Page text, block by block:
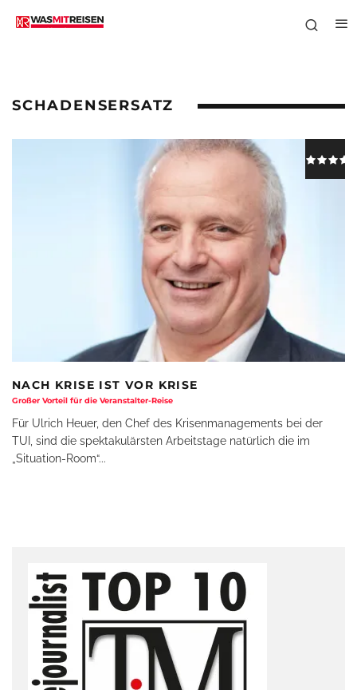
SCHADENSERSATZ
NACH KRISE IST VOR KRISE
Großer Vorteil für die Veranstalter-Reise
Für Ulrich Heuer, den Chef des Krisenmanagements bei der
TUI, sind die spektakulärsten Arbeitstage natürlich die im
„Situation-Room“...